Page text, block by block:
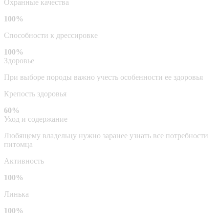
Охранные качества
100%
Способности к дрессировке
100%
Здоровье
При выборе породы важно учесть особенности ее здоровья
Крепость здоровья
60%
Уход и содержание
Любящему владельцу нужно заранее узнать все потребности
питомца
Активность
100%
Линька
100%